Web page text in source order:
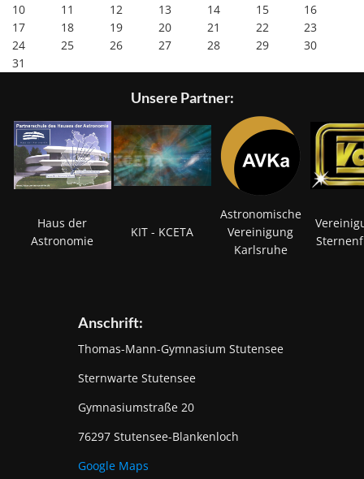
10
11 12 13 14 15
16
17
18 19 20 21 22
23
24
25 26 27 28 29
30
31
Unsere Partner:
Haus der
Astronomie
KIT - KCETA
Astronomische
Vereinigung
Karlsruhe
Anschrift:
Thomas-Mann-Gymnasium Stutensee
Sternwarte Stutensee
Gymnasiumstraße 20
76297 Stutensee-Blankenloch
Google Maps